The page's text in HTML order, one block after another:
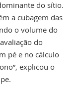
do sítio.
a cubagem das
o volume do
do
pé e no cálculo
explicou o